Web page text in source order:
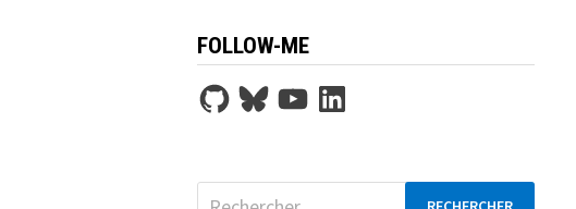
FOLLOW-ME
GitHubBlueskyYouTubeLinkedIn
Rechercher :